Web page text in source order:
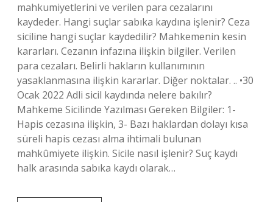
mahkumiyetlerini ve verilen para cezalarını
kaydeder. Hangi suçlar sabıka kaydına işlenir? Ceza
siciline hangi suçlar kaydedilir? Mahkemenin kesin
kararları. Cezanın infazına ilişkin bilgiler. Verilen
para cezaları. Belirli hakların kullanımının
yasaklanmasına ilişkin kararlar. Diğer noktalar. .. •30
Ocak 2022 Adli sicil kaydında nelere bakılır?
Mahkeme Sicilinde Yazılması Gereken Bilgiler: 1-
Hapis cezasına ilişkin, 3- Bazı haklardan dolayı kısa
süreli hapis cezası alma ihtimali bulunan
mahkûmiyete ilişkin. Sicile nasıl işlenir? Suç kaydı
halk arasında sabıka kaydı olarak…